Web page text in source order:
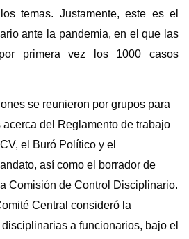
temas. Justamente, este es el
ante la pandemia, en el que las
primera vez los 1000 casos
se reunieron por grupos para
del Reglamento de trabajo
el Buró Político y el
así como el borrador de
Comisión de Control Disciplinario.
Central consideró la
a funcionarios, bajo el